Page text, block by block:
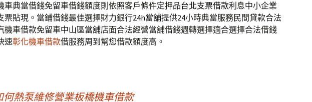
車典當借錢免留車借錢額度則依照客戶條件定押品台北支票借款利息中小企業
票貼現。當鋪借錢最佳選擇財力銀行24h當舖提供24小時典當服務民間貸款合法
機車借款免留車中山區當舖店面合法經營當舖借錢週轉選擇適合選擇合法借錢
速彰化機車借款借服務周到幫您借款額度高。
熱泵維修營業板橋機車借款